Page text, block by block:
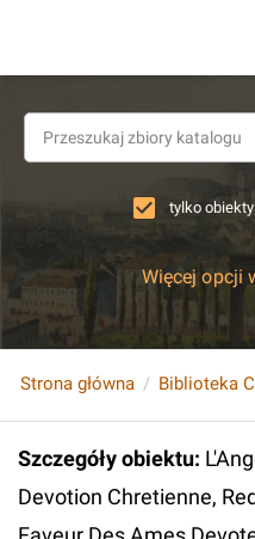
tylko
Więcej opcji
Strona główna Biblioteka
Szczegóły obiektu:
Devotion Chretienne,